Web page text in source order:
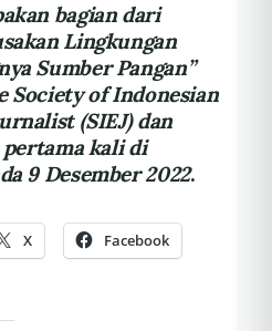
bagian dari
Lingkungan
Sumber Pangan”
Society of Indonesian
(SIEJ) dan
kali di
9 Desember 2022.
X Facebook